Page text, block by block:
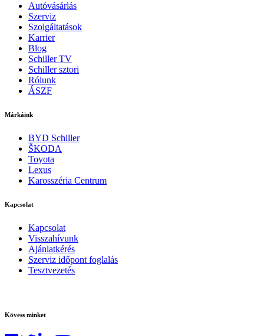
Autóvásárlás
Szerviz
Szolgáltatások
Karrier
Blog
Schiller TV
Schiller sztori
Rólunk
ÁSZF
Márkáink
BYD Schiller
ŠKODA
Toyota
Lexus
Karosszéria Centrum
Kapcsolat
Kapcsolat
Visszahívunk
Ajánlatkérés
Szerviz időpont foglalás
Tesztvezetés
Kövess minket